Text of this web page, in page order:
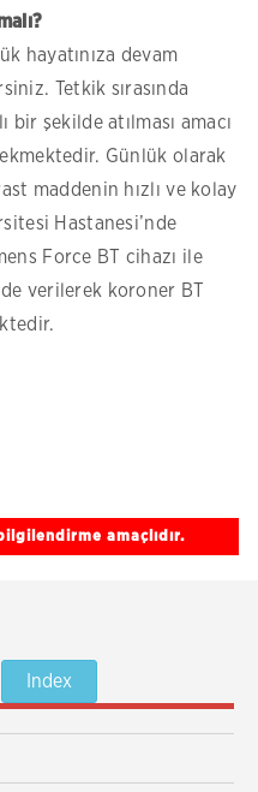
hayatınıza devam
Tetkik sırasında
şekilde atılması amacı
Günlük olarak
maddenin hızlı ve kolay
Hastanesi’nde
Force BT cihazı ile
verilerek koroner BT
amaçlıdır.
Index